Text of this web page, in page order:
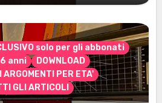
solo per gli abbonati
anni
DOWNLOAD
PER ETA'
GLI ARTICOLI